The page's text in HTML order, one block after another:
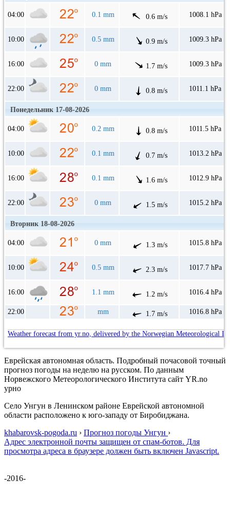
04:00 0.1 mm 0.6 m/s 1008.1 hPa
10:00 0.5 mm 0.9 m/s 1009.3 hPa
16:00 0 mm 1.7 m/s 1009.3 hPa
22:00 0 mm 0.8 m/s 1011.1 hPa
Понедельник 17-08-2026
04:00 0.2 mm 0.8 m/s 1011.5 hPa
10:00 0.1 mm 0.7 m/s 1013.2 hPa
16:00 0.1 mm 1.6 m/s 1012.9 hPa
22:00 0 mm 1.5 m/s 1015.2 hPa
Вторник 18-08-2026
04:00 0 mm 1.3 m/s 1015.8 hPa
10:00 0.5 mm 2.3 m/s 1017.7 hPa
16:00 1.1 mm 1.2 m/s 1016.4 hPa
22:00 mm 1.7 m/s 1016.8 hPa
Weather forecast from yr.no, delivered by the Norwegian Meteorological
Еврейская автономная область. Подробный почасовой точный
прогноз погоды на неделю на русском. По данным
Норвежского Метеорологического Института сайт YR.no
урно
Село Унгун в Ленинском районе Еврейской автономной
области расположено к юго-западу от Биробиджана.
khabarovsk-pogoda.ru › Прогноз погоды Унгун ›
Адрес электронной почты защищен от спам-ботов. Для
просмотра адреса в браузере должен быть включен Javascript.
-2016-